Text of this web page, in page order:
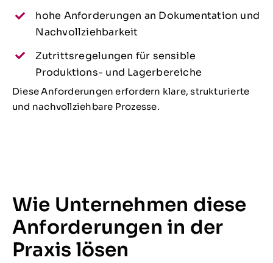
hohe Anforderungen an Dokumentation und
Nachvollziehbarkeit
Zutrittsregelungen für sensible
Produktions- und Lagerbereiche
Diese Anforderungen erfordern klare, strukturierte
und nachvollziehbare Prozesse.
Wie Unternehmen diese
Anforderungen in der
Praxis lösen